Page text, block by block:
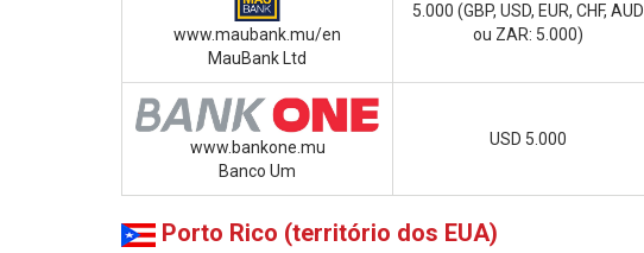
www.maubank.mu/en
MauBank Ltd
5.000 (GBP, USD, EUR, CHF, AUD
ou ZAR: 5.000)
www.bankone.mu
Banco Um
USD 5.000
Porto Rico (território dos EUA)